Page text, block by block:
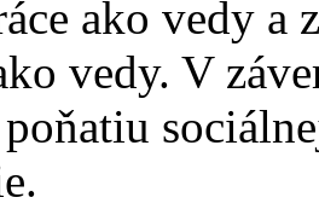
ako vedy a
vedy. V
poňatiu